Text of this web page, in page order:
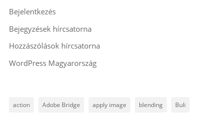
Bejelentkezés
Bejegyzések hírcsatorna
Hozzászólások hírcsatorna
WordPress Magyarország
action Adobe Bridge apply image blending Buli